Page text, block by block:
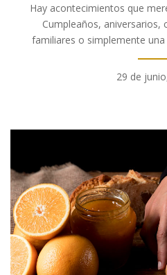
Hay acontecimientos que
Cumpleaños, aniversarios,
familiares o simplemente
29 de